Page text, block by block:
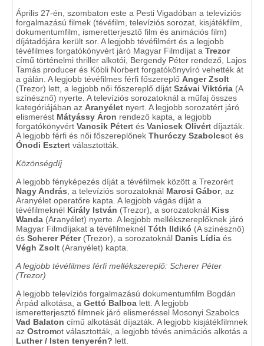
Április 27-én, szombaton este a Pesti Vigadóban a televíziós
forgalmazású filmek (tévéfilm, televíziós sorozat, kisjátékfilm,
dokumentumfilm, ismeretterjesztő film és animációs film)
díjátadójára került sor. A legjobb tévéfilmért és a legjobb
tévéfilmes forgatókönyvért járó Magyar Filmdíjat a Trezor
című történelmi thriller alkotói, Bergendy Péter rendező, Lajos
Tamás producer és Köbli Norbert forgatókönyvíró vehették át
a gálán. A legjobb tévéfilmes férfi főszereplő Anger Zsolt
(Trezor) lett, a legjobb női főszereplő díját Szávai Viktória (A
színésznő) nyerte. A televíziós sorozatoknál a műfaj összes
kategóriájában az Aranyélet nyert. A legjobb sorozatért járó
elismerést Mátyássy Áron rendező kapta, a legjobb
forgatókönyvért Vancsik Pétert és Vanicsek Olivért díjazták.
A legjobb férfi és női főszereplőnek Thuróczy Szabolcsot és
Ónodi Esztert választották.
Közönségdíj
A legjobb fényképezés díját a tévéfilmek között a Trezorért
Nagy András , a televíziós sorozatoknál Marosi Gábor, az
Aranyélet operatőre kapta. A legjobb vágás díját a
tévéfilmeknél Király István (Trezor), a sorozatoknál Kiss
Wanda (Aranyélet) nyerte. A legjobb mellékszereplőknek járó
Magyar Filmdíjakat a tévéfilmeknél Tóth Ildikó (A színésznő)
és Scherer Péter(Trezor), a sorozatoknál Danis Lídia és
Végh Zsolt (Aranyélet) kapta.
A legjobb tévéfilmes férfi mellékszereplő: Scherer Péter
(Trezor)
A legjobb televíziós forgalmazású dokumentumfilm Bogdán
Árpád alkotása, a Gettó Balboa lett. A legjobb
ismeretterjesztő filmnek járó elismeréssel Mosonyi Szabolcs
Vad Balaton című alkotását díjazták. A legjobb kisjátékfilmnek
az Ostromot választották, a legjobb tévés animációs alkotás a
Luther / Isten tenyerén? lett.